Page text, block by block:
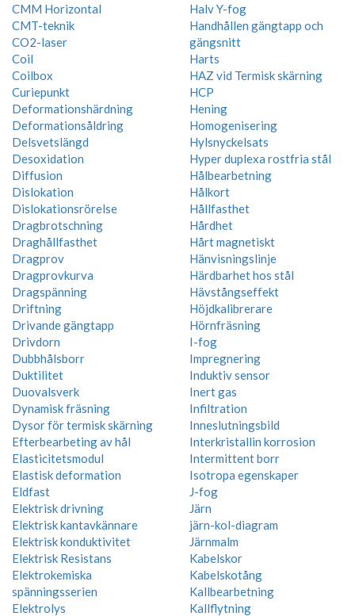
CMM Horizontal
CMT-teknik
CO2-laser
Coil
Coilbox
Curiepunkt
Deformationshärdning
Deformationsåldring
Delsvetslängd
Desoxidation
Diffusion
Dislokation
Dislokationsrörelse
Dragbrotschning
Draghållfasthet
Dragprov
Dragprovkurva
Dragspänning
Driftning
Drivande gängtapp
Drivdorn
Dubbhålsborr
Duktilitet
Duovalsverk
Dynamisk fräsning
Dysor för termisk skärning
Efterbearbeting av hål
Elasticitetsmodul
Elastisk deformation
Eldfast
Elektrisk drivning
Elektrisk kantavkännare
Elektrisk konduktivitet
Elektrisk Resistans
Elektrokemiska
spänningsserien
Elektrolys
Halv Y-fog
Handhållen gängtapp och
gängsnitt
Harts
HAZ vid Termisk skärning
HCP
Hening
Homogenisering
Hylsnyckelsats
Hyper duplexa rostfria stål
Hålbearbetning
Hålkort
Hållfasthet
Hårdhet
Hårt magnetiskt
Hänvisningslinje
Härdbarhet hos stål
Hävstångseffekt
Höjdkalibrerare
Hörnfräsning
I-fog
Impregnering
Induktiv sensor
Inert gas
Infiltration
Inneslutningsbild
Interkristallin korrosion
Intermittent borr
Isotropa egenskaper
J-fog
Järn
järn-kol-diagram
Järnmalm
Kabelskor
Kabelskotång
Kallbearbetning
Kallflytning